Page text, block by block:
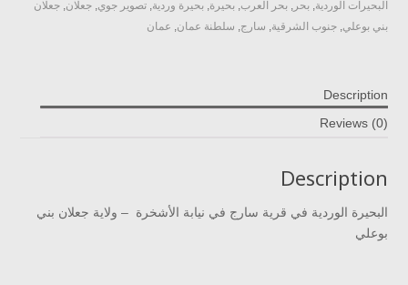
البحيرات الوردية, بحر , بحر العرب, بحيرة, بحيرة وردية, تصوير جوي, جعلان, جعلان
بني بوعلي, جنوب الشرقية, سارج, سلطنة عمان, عمان
Description
Reviews (0)
Description
البحيرة الوردية في قرية سارج في نيابة الأشخرة – ولاية جعلان بني
بوعلي